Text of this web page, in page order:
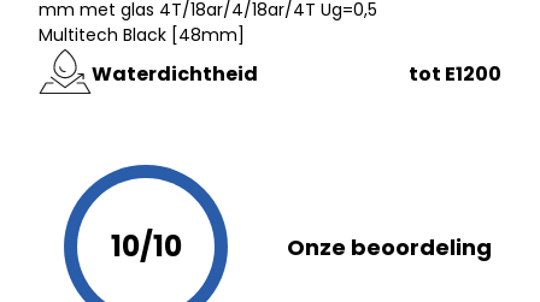
mm met glas 4T/18ar/4/18ar/4T Ug=0,5
Multitech Black [48mm]
Waterdichtheid tot E1200
10/10 Onze beoordeling